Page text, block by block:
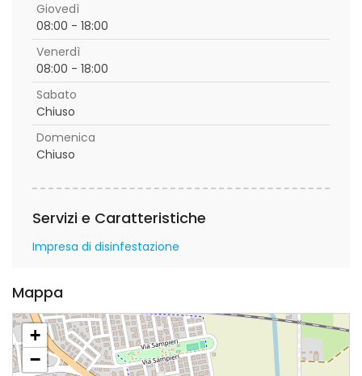
Giovedì
08:00 - 18:00
Venerdì
08:00 - 18:00
Sabato
Chiuso
Domenica
Chiuso
Servizi e Caratteristiche
Impresa di disinfestazione
Mappa
+
−